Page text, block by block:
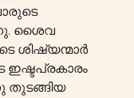
ശൈവ
ശിഷ്യന്മാർ
തുടങ്ങിയ